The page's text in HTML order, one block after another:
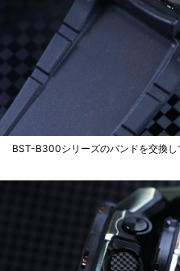
BST-B300シリーズのバンドを交換し